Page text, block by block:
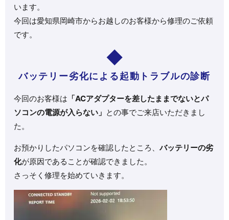
います。
今回は愛知県岡崎市からお越しのお客様から修理のご依頼
です。
バッテリー劣化による起動トラブルの診断
今回のお客様は 「ACアダプターを差したままでないとパ
ソコンの電源が入らない」 との事でご来店いただきまし
た。
お預かりしたパソコンを確認したところ、バッテリーの劣
化が原因であることが確認できました。
さっそく修理を始めていきます。